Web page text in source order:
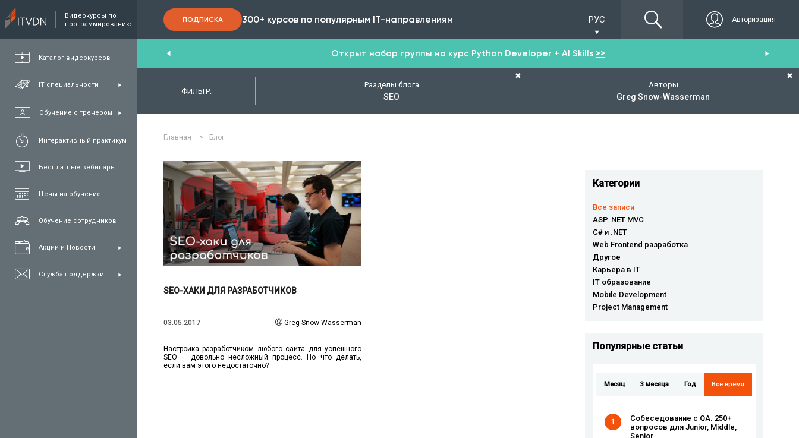
Видеокурсы по
программированию
Каталог видеокурсов
IT специальности
Обучение с тренером
Интерактивный практикум
Бесплатные вебинары
Цены на обучение
Обучение сотрудников
Акции и Новости
Служба поддержки
ПОДПИСКА 300+ курсов по популярным IT-направлениям РУС Авторизация
,FullStack Открыт набор группы на курс Python Developer + AI Skills >>
ФИЛЬТР:
Разделы блога
SEO
✖
Авторы
Greg Snow-Wasserman
✖
Главная > Блог
ЧИТАТЬ ПОДРОБНЕЕ
SEO-ХАКИ ДЛЯ РАЗРАБОТЧИКОВ
03.05.2017 Greg Snow-Wasserman
Настройка разработчиком любого сайта для успешного
SEO – довольно несложный процесс. Но что делать,
если вам этого недостаточно?
Категории
Все записи
ASP. NET MVC
C# и .NET
Web Frontend разработка
Другое
Карьера в IT
IT образование
Mobile Development
Project Management
Популярные cтатьи
Месяц 3 месяца Год Все время
1
Собеседование с QA. 250+
вопросов для Junior, Middle,
Senior